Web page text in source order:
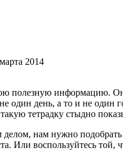
2014
полезную информацию.
один день, а то и не
тетрадку стыдно
нам нужно
Или воспользуйтесь